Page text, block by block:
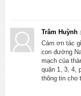
Trâm Huỳnh
Cám ơn tác
con đường
mạch của
quận 1, 3, 4,
thông tin cho